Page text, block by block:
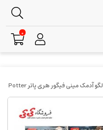
لگو آدمک مینی فیگور هری پاتر LEGO Harry Potter
0